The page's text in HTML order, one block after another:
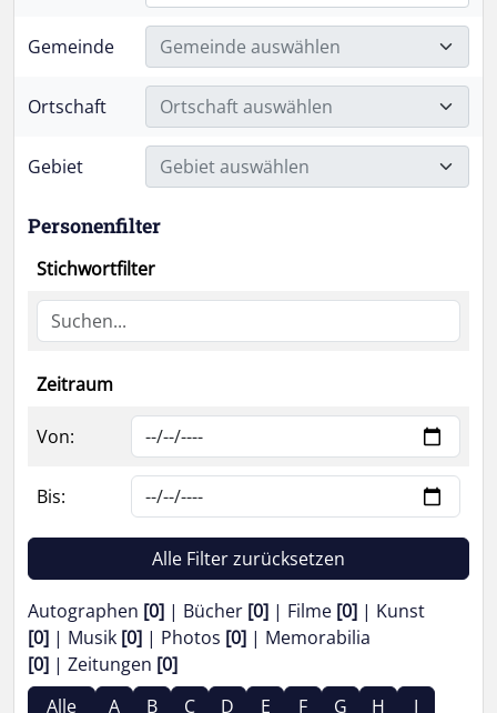
Gemeinde Gemeinde auswählen
Ortschaft Ortschaft auswählen
Gebiet Gebiet auswählen
Personenfilter
Stichwortfilter
Zeitraum
Von:
Bis:
Alle Filter zurücksetzen
Autographen [0] Bücher [0] Filme [0]
Kunst
[0]
Musik [0] Photos [0]
Memorabilia
[0]
Zeitungen [0]
Alle
A B C D E F G H
I